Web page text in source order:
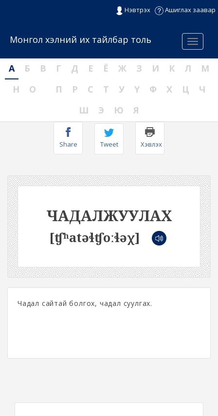
Нэвтрэх Ашиглах заавар
Menu
Монгол хэлний их тайлбар толь
А Б В Г Д Е Ё Ж З И К Л
М
Н
О П Р С Т У Ү Ф Х Ц
Ч
Ш
Э Ю Я
Share Tweet Хэвлэх
ЧАДАЛЖУУЛАХ
[ʧʰatəɬʧoːɬəχ]
Чадал сайтай болгох, чадал суулгах.